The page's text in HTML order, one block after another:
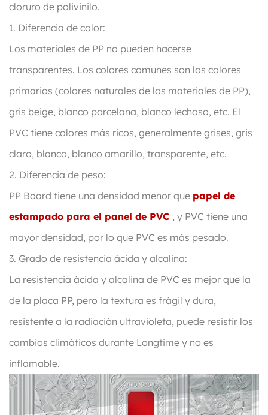
cloruro de polivinilo.
1. Diferencia de color:
Los materiales de PP no pueden hacerse
transparentes. Los colores comunes son los colores
primarios (colores naturales de los materiales de PP),
gris beige, blanco porcelana, blanco lechoso, etc. El
PVC tiene colores más ricos, generalmente grises, gris
claro, blanco, blanco amarillo, transparente, etc.
2. Diferencia de peso:
PP Board tiene una densidad menor que papel de
estampado para el panel de PVC , y PVC tiene una
mayor densidad, por lo que PVC es más pesado.
3. Grado de resistencia ácida y alcalina:
La resistencia ácida y alcalina de PVC es mejor que la
de la placa PP, pero la textura es frágil y dura,
resistente a la radiación ultravioleta, puede resistir los
cambios climáticos durante Longtime y no es
inflamable.